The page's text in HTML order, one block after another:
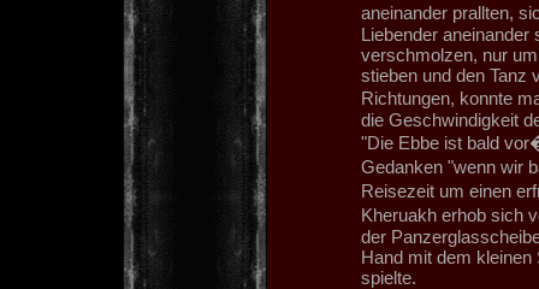
aneinander prallten,
Liebender
verschmolzen, nur
stieben und den Tanz
Richtungen, konnte
die Geschwindigkeit
"Die Ebbe ist bald
Gedanken "wenn wir
Reisezeit um einen
Kheruakh erhob sich
der
Hand mit dem
spielte.